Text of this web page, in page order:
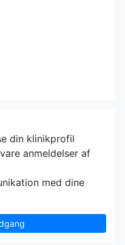
din klinikprofil
anmeldelser af
med dine